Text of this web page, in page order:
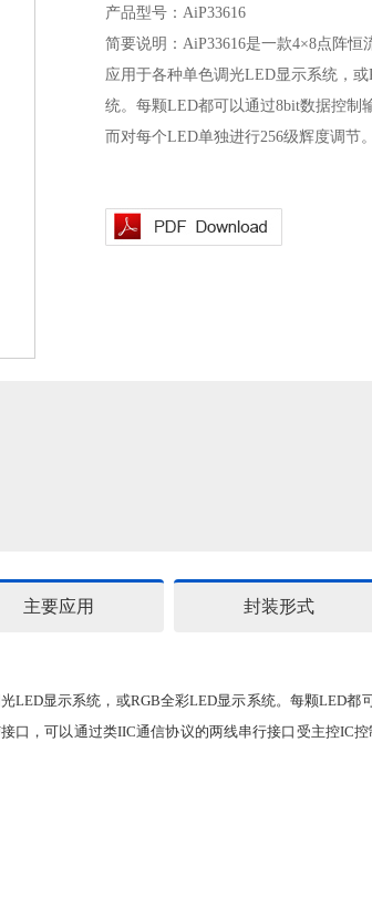
产品型号：AiP33616
简要说明：AiP33616是一款4×8点阵恒
应用于各种单色调光LED显示系统，
统。每颗LED都可以通过8bit数据控制
而对每个LED单独进行256级辉度调节。
主要应用 封装形式
显示系统，或RGB全彩LED显示系统。每颗LED都
，可以通过类IIC通信协议的两线串行接口受主控IC控